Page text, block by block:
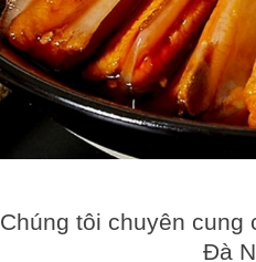
Chúng tôi chuyên cung
Đà